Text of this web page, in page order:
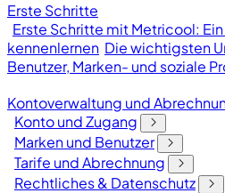
Erste Schritte
Erste Schritte mit Metricool:
kennenlernen Die wichtigsten
Benutzer, Marken- und soziale
Kontoverwaltung und
Konto und Zugang
Marken und Benutzer
Tarife und Abrechnung
Rechtliches & Datenschutz